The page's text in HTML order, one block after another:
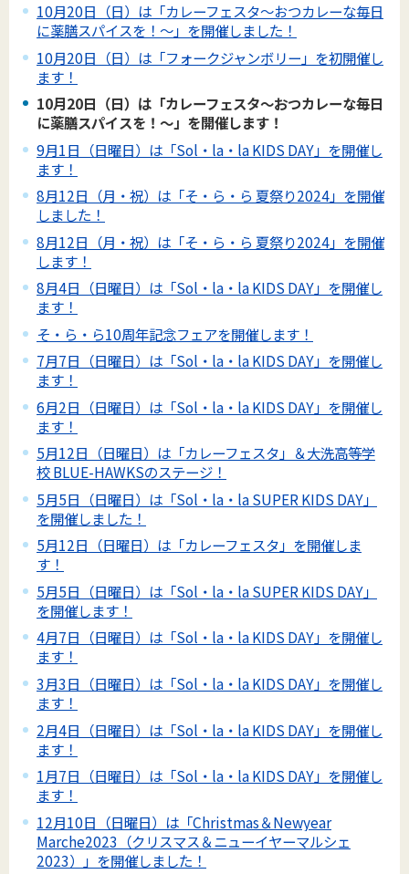
10月20日（日）は「カレーフェスタ～おつカレーな毎日
に薬膳スパイスを！～」を開催しました！
10月20日（日）は「フォークジャンボリー」を初開催し
ます！
10月20日（日）は「カレーフェスタ～おつカレーな毎日
に薬膳スパイスを！～」を開催します！
9月1日（日曜日）は「Sol・la・la KIDS DAY」を開催し
ます！
8月12日（月・祝）は「そ・ら・ら 夏祭り2024」を開催
しました！
8月12日（月・祝）は「そ・ら・ら 夏祭り2024」を開催
します！
8月4日（日曜日）は「Sol・la・la KIDS DAY」を開催し
ます！
そ・ら・ら10周年記念フェアを開催します！
7月7日（日曜日）は「Sol・la・la KIDS DAY」を開催し
ます！
6月2日（日曜日）は「Sol・la・la KIDS DAY」を開催し
ます！
5月12日（日曜日）は「カレーフェスタ」＆大洗高等学
校 BLUE-HAWKSのステージ！
5月5日（日曜日）は「Sol・la・la SUPER KIDS DAY」
を開催しました！
5月12日（日曜日）は「カレーフェスタ」を開催しま
す！
5月5日（日曜日）は「Sol・la・la SUPER KIDS DAY」
を開催します！
4月7日（日曜日）は「Sol・la・la KIDS DAY」を開催し
ます！
3月3日（日曜日）は「Sol・la・la KIDS DAY」を開催し
ます！
2月4日（日曜日）は「Sol・la・la KIDS DAY」を開催し
ます！
1月7日（日曜日）は「Sol・la・la KIDS DAY」を開催し
ます！
12月10日（日曜日）は「Christmas＆Newyear
Marche2023（クリスマス＆ニューイヤーマルシェ
2023）」を開催しました！